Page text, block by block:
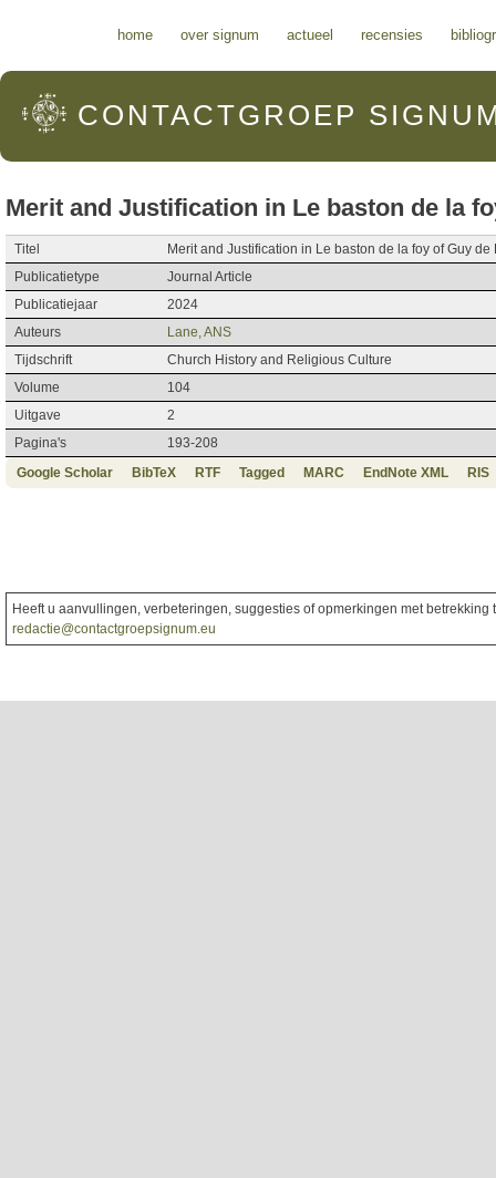
home over signum actueel recensies
CONTACTGROEP
Merit and Justification in Le baston de la
Titel
Merit and Justification in Le baston de la foy of Guy de
Publicatietype
Journal Article
Publicatiejaar
2024
Auteurs
Lane, ANS
Tijdschrift
Church History and Religious Culture
Volume
104
Uitgave
2
Pagina's
193-208
Google Scholar
BibTeX RTF Tagged MARC EndNote XML RIS
Heeft u aanvullingen, verbeteringen, suggesties of opmerkingen met
redactie@contactgroepsignum.eu